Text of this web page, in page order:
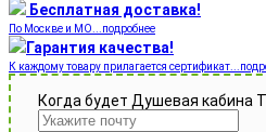
Бесплатная доставка!
По Москве и МО...подробнее
Гарантия качества!
К каждому товару прилагается
Когда будет Душевая кабина